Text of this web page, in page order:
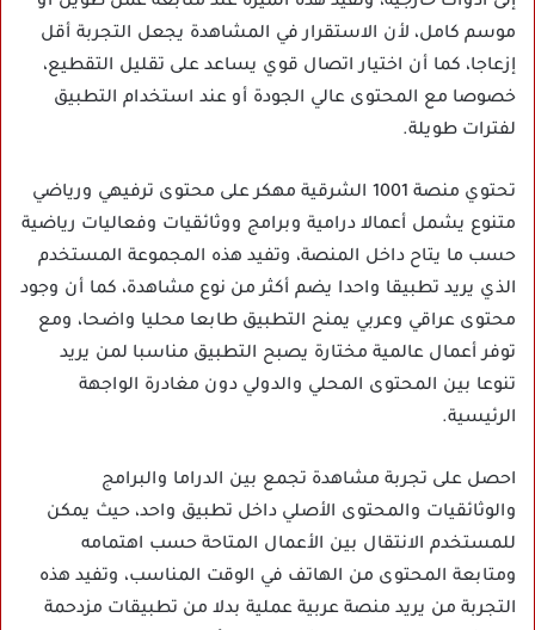
موسم كامل، لأن الاستقرار في المشاهدة يجعل التجربة أقل
إزعاجا، كما أن اختيار اتصال قوي يساعد على تقليل التقطيع،
خصوصا مع المحتوى عالي الجودة أو عند استخدام التطبيق
لفترات طويلة.
تحتوي منصة 1001 الشرقية مهكر على محتوى ترفيهي ورياضي
متنوع يشمل أعمالا درامية وبرامج ووثائقيات وفعاليات رياضية
حسب ما يتاح داخل المنصة، وتفيد هذه المجموعة المستخدم
الذي يريد تطبيقا واحدا يضم أكثر من نوع مشاهدة، كما أن وجود
محتوى عراقي وعربي يمنح التطبيق طابعا محليا واضحا، ومع
توفر أعمال عالمية مختارة يصبح التطبيق مناسبا لمن يريد
تنوعا بين المحتوى المحلي والدولي دون مغادرة الواجهة
الرئيسية.
احصل على تجربة مشاهدة تجمع بين الدراما والبرامج
والوثائقيات والمحتوى الأصلي داخل تطبيق واحد، حيث يمكن
للمستخدم الانتقال بين الأعمال المتاحة حسب اهتمامه
ومتابعة المحتوى من الهاتف في الوقت المناسب، وتفيد هذه
التجربة من يريد منصة عربية عملية بدلا من تطبيقات مزدحمة